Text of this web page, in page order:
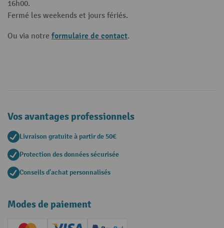
16h00.
Fermé les weekends et jours fériés.
Ou via notre formulaire de contact.
Vos avantages professionnels
Livraison gratuite à partir de 50€
Protection des données sécurisée
Conseils d'achat personnalisés
Modes de paiement